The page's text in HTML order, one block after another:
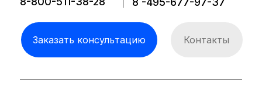
Собственная конвейерная система
оборудования и позволяет достичь
Заказать консультацию Контакты